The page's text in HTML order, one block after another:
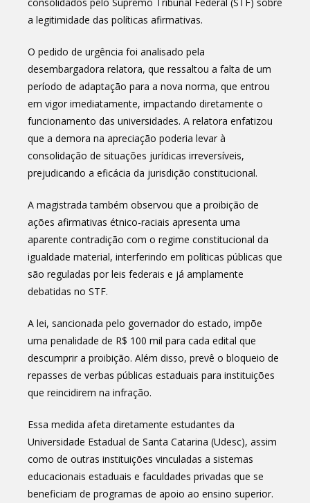
a legitimidade das políticas afirmativas.
O pedido de urgência foi analisado pela
desembargadora relatora, que ressaltou a falta de um
período de adaptação para a nova norma, que entrou
em vigor imediatamente, impactando diretamente o
funcionamento das universidades. A relatora enfatizou
que a demora na apreciação poderia levar à
consolidação de situações jurídicas irreversíveis,
prejudicando a eficácia da jurisdição constitucional.
A magistrada também observou que a proibição de
ações afirmativas étnico-raciais apresenta uma
aparente contradição com o regime constitucional da
igualdade material, interferindo em políticas públicas que
são reguladas por leis federais e já amplamente
debatidas no STF.
A lei, sancionada pelo governador do estado, impõe
uma penalidade de R$ 100 mil para cada edital que
descumprir a proibição. Além disso, prevê o bloqueio de
repasses de verbas públicas estaduais para instituições
que reincidirem na infração.
Essa medida afeta diretamente estudantes da
Universidade Estadual de Santa Catarina (Udesc), assim
como de outras instituições vinculadas a sistemas
educacionais estaduais e faculdades privadas que se
beneficiam de programas de apoio ao ensino superior.